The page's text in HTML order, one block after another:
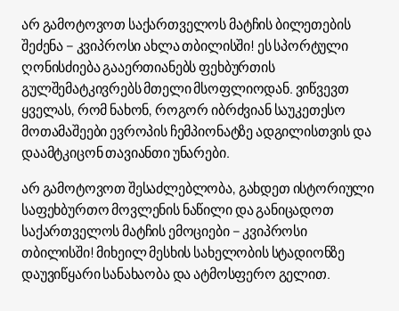
არ გამოტოვოთ საქართველოს მატჩის ბილეთების
შეძენა – კვიპროსი ახლა თბილისში! ეს სპორტული
ღონისძიება გააერთიანებს ფეხბურთის
გულშემატკივრებს მთელი მსოფლიოდან. ვიწვევთ
ყველას, რომ ნახონ, როგორ იბრძვიან საუკეთესო
მოთამაშეები ევროპის ჩემპიონატზე ადგილისთვის და
დაამტკიცონ თავიანთი უნარები.
არ გამოტოვოთ შესაძლებლობა, გახდეთ ისტორიული
საფეხბურთო მოვლენის ნაწილი და განიცადოთ
საქართველოს მატჩის ემოციები – კვიპროსი
თბილისში! მიხეილ მესხის სახელობის სტადიონზე
დაუვიწყარი სანახაობა და ატმოსფერო გელით.